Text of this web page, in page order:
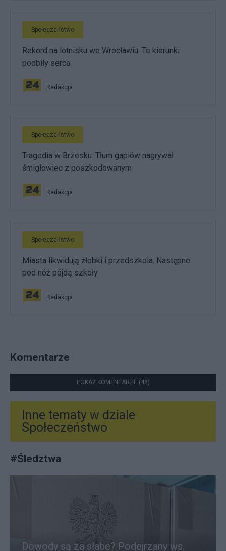
Społeczeństwo
Rekord na lotnisku we Wrocławiu. Te kierunki
podbiły serca
Redakcja
Społeczeństwo
Tragedia w Brzesku. Tłum gapiów nagrywał
śmigłowiec z poszkodowanym
Redakcja
Społeczeństwo
Miasta likwidują żłobki i przedszkola. Następne
pod nóż pójdą szkoły
Redakcja
Komentarze
POKAŻ KOMENTARZE (48)
Inne tematy w dziale
Społeczeństwo
#Śledztwa
Dowody są za słabe? Podejrzany ws.